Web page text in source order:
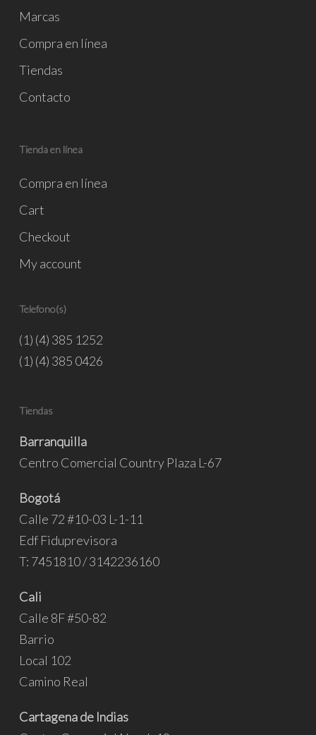
Marcas
Compra en línea
Tiendas
Contacto
Tienda en línea
Compra en línea
Cart
Checkout
My account
Telefono(s)
(1) (4) 385 1252
(1) (4) 385 0426
Tiendas
Barranquilla
Centro Comercial Country Plaza L-67
Bogotá
Calle 72 #10-03 L-1-11
Edf Fiduprevisora
T: 7451810 / 3142236160
Cali
Calle 8F #50-82
Barrio
Local 102
Camino Real
Cartagena de Indias